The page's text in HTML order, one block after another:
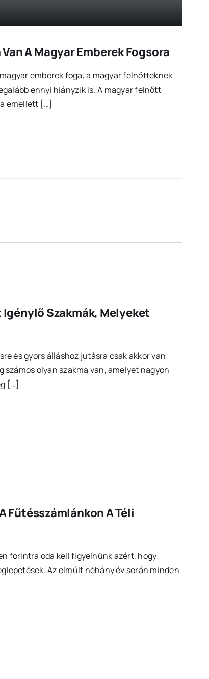
A Magyar Emberek Fogsora
emberek foga, a magyar felnőtteknek
ennyi hiányzik is. A magyar felnőtt
emellett […]
Igénylő Szakmák, Melyeket
és gyors álláshoz jutásra csak akkor van
olyan szakma van, amelyet nagyon
[…]
Fűtésszámlánkon A Téli
forintra oda kell figyelnünk azért, hogy
Az elmúlt néhány év során minden